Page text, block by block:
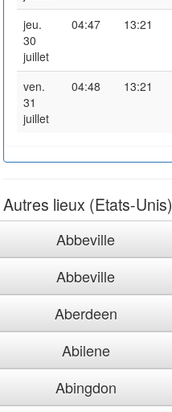
jeu.
30
juillet
04:47 13:21
ven.
31
juillet
04:48 13:21
Autres lieux (Etats-Unis)
Abbeville
Abbeville
Aberdeen
Abilene
Abingdon